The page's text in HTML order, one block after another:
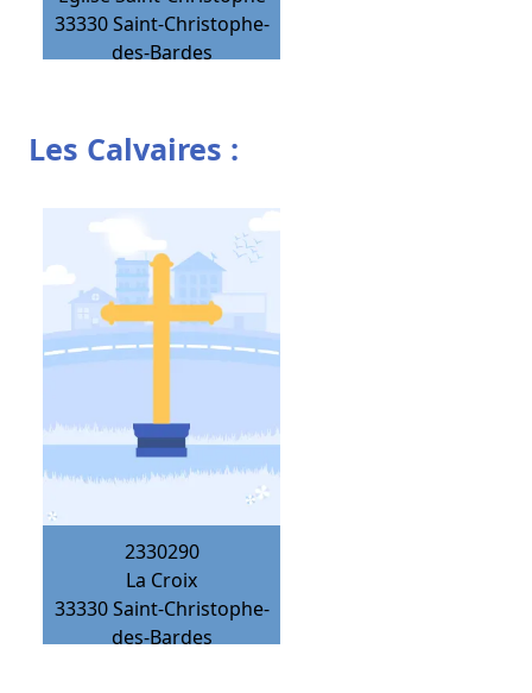
33330 Saint-Christophe-
des-Bardes
Les Calvaires :
2330290
La Croix
33330 Saint-Christophe-
des-Bardes